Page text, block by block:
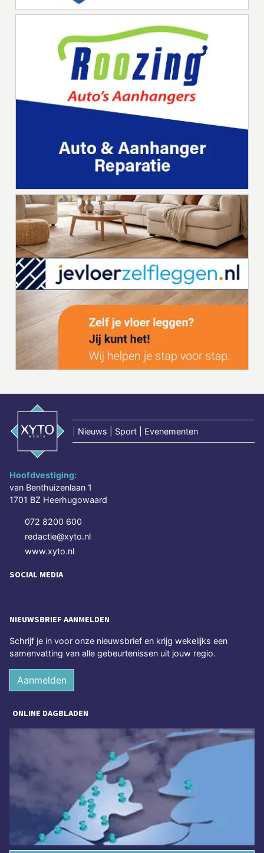
Nieuws | Sport | Evenementen
Hoofdvestiging:
van Benthuizenlaan 1
1701 BZ Heerhugowaard
072 8200 600
redactie@xyto.nl
www.xyto.nl
SOCIAL MEDIA
NIEUWSBRIEF AANMELDEN
Schrijf je in voor onze nieuwsbrief en krijg wekelijks een
samenvatting van alle gebeurtenissen uit jouw regio.
Aanmelden
ONLINE DAGBLADEN